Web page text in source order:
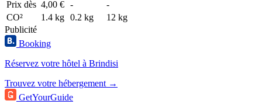
Prix dès 4,00 € -
-
CO²
1.4 kg 0.2 kg
12 kg
Publicité
Booking
Réservez votre hôtel à Brindisi
Trouvez votre hébergement →
GetYourGuide